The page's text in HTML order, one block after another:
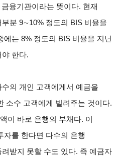
융기관이라는 뜻이다. 현재
분 9∼10% 정도의 BIS 비율을
는 8% 정도의 BIS 비율을 지닌
한다.
의 개인 고객에게서 예금을
소수 고객에게 빌려주는 것이다.
이 바로 은행의 부채다. 이
자를 한다면 다수의 은행
받지 못할 수도 있다. 즉 예금자